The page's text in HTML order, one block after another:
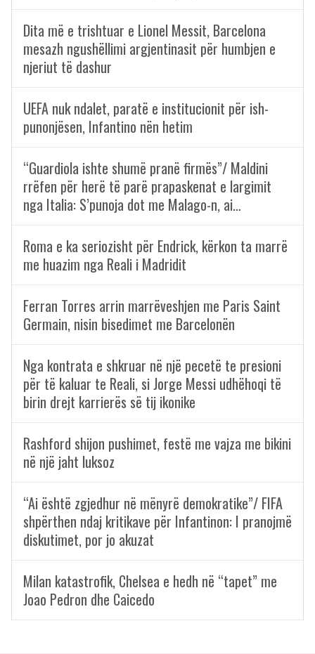
Dita më e trishtuar e Lionel Messit, Barcelona
mesazh ngushëllimi argjentinasit për humbjen e
njeriut të dashur
UEFA nuk ndalet, paratë e institucionit për ish-
punonjësen, Infantino nën hetim
“Guardiola ishte shumë pranë firmës”/ Maldini
rrëfen për herë të parë prapaskenat e largimit
nga Italia: S’punoja dot me Malago-n, ai…
Roma e ka seriozisht për Endrick, kërkon ta marrë
me huazim nga Reali i Madridit
Ferran Torres arrin marrëveshjen me Paris Saint
Germain, nisin bisedimet me Barcelonën
Nga kontrata e shkruar në një pecetë te presioni
për të kaluar te Reali, si Jorge Messi udhëhoqi të
birin drejt karrierës së tij ikonike
Rashford shijon pushimet, festë me vajza me bikini
në një jaht luksoz
“Ai është zgjedhur në mënyrë demokratike”/ FIFA
shpërthen ndaj kritikave për Infantinon: I pranojmë
diskutimet, por jo akuzat
Milan katastrofik, Chelsea e hedh në “tapet” me
Joao Pedron dhe Caicedo